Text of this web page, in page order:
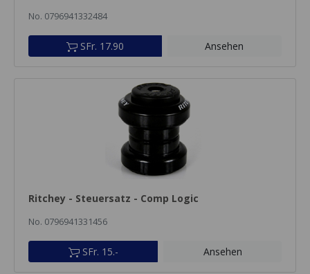
No. 0796941332484
SFr. 17.90 Ansehen
Ritchey - Steuersatz - Comp Logic
No. 0796941331456
SFr. 15.- Ansehen